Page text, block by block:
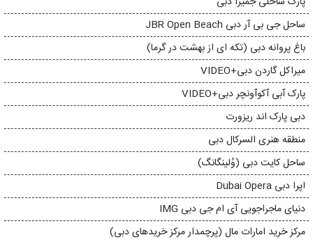
ساحل جی بی آر دبی JBR Open Beach
باغ پروانه دبی (تکه ای از بهشت در گرما)
میراکل گاردن دبی+VIDEO
پارک آبی آکوآونچر دبی+VIDEO
دبی پارک اند ریزورت
منطقه هنری السرکال دبی
ساحل کایت دبی (وُلینگانگ)
اپرا دبی Dubai Opera
دنیای ماجراجویی آی ام جی دبی IMG
مرکز خرید امارات مال (پرچمدار مرکز خریدهای دبی)